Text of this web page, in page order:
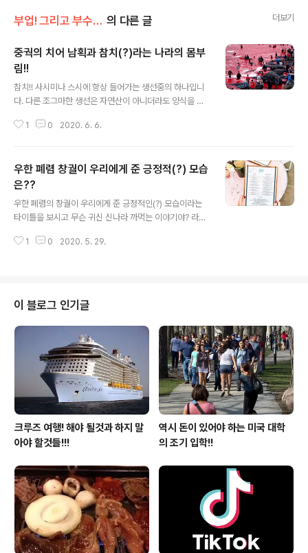
부업! 그리고 부수입!! 의 다른 글 더보기
중궉의 치어 남획과 참치(?)라는 나라의 몸부
림!!
참치!! 사시미나 스시에 항상 들어가는 생선중의 하나입니
다. 다른 조그마한 생선은 자연산이 아니더라도 양식을 해
안되는 생선 중의 하나입니다. 그러다 보니 공급이 수요을
지 가세를 하여 참치의 멸종이 가속화 되고 있다고 합니다.
그런데 문제는 참치가 돌고래와 항상 같이 다니려는 습관
이 있어 참치를 포획을 하다 돌고래를 낚는 경우가 있어 이
또한 세계적인 관심사로 떠오른 적이 있었습니다. 원래 돌
돌고래와 같이 다니려 하고 참치가 대규모로 움직이면 상
1 0 2020. 6. 6.
우한 폐렴 창궐이 우리에게 준 긍정적(?) 모습
은??
우한 폐렴의 창궐이 우리에게 준 긍정적인(?) 모습이라는
타이틀을 보시고 무슨 귀신 신나라 까먹는 이야기야? 라고
을이 되면 독감 예방 접종을 필수로 하는 미국 사회에서 근
다 합니다!! 라는 포스팅을 재작년 가을에 포스팅을 한적이
있었습니다. 그래서 근래 그 내용을 다시 보면서 근래 전 세
계적으로 창궐하는 우한 폐렴( 코로나 19)으로 인해 제가
거주하는 미국에는 이미 확진자가 100만 명을 넘어섰고
사망자도 10만 명에 달하는 상상하기도 싫은 형극에 다다
른 겁니다. 특히 제가 사는..
1 0 2020. 5. 29.
이 블로그 인기글
크루즈 여행! 해야 될것과 하지 말
아야 할것들!!!
역시 돈이 있어야 하는 미국 대학
의 조기 입학!!